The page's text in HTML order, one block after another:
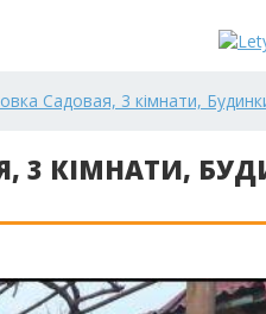
Садовая, 3 кімнати,
3 КІМНАТИ,